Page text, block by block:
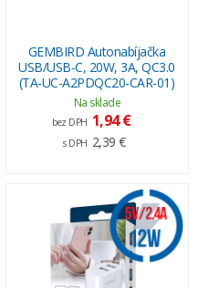
GEMBIRD Autonabíjačka
USB/USB-C, 20W, 3A, QC3.0
(TA-UC-A2PDQC20-CAR-01)
Na sklade
bez DPH 1,94 €
s DPH 2,39 €